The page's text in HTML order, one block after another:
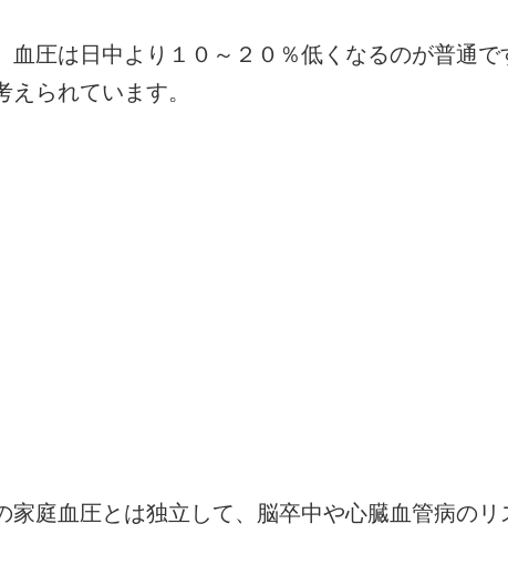
圧は日中より１０～２０％低くなるのが普通
られています。
庭血圧とは独立して、脳卒中や心臓血管病の